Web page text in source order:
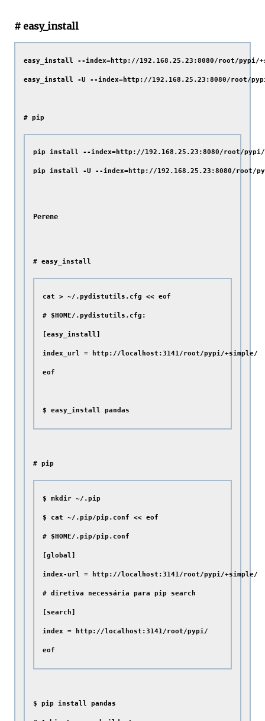
# easy_install
easy_install --index=http://192.168.25.23:8080/root/pypi/
easy_install -U --index=http://192.168.25.23:8080/root/
# pip
pip install --index=http://192.168.25.23:8080/root/pypi/
pip install -U --index=http://192.168.25.23:8080/root/
Perene
# easy_install
cat > ~/.pydistutils.cfg << eof
# $HOME/.pydistutils.cfg:
[easy_install]
index_url = http://localhost:3141/root/pypi/+simple/
eof
# pip
$ mkdir ~/.pip
$ cat ~/.pip/pip.conf << eof
# $HOME/.pip/pip.conf
[global]
index-url = http://localhost:3141/root/pypi/+simple/
# diretiva necessária para pip search
[search]
index = http://localhost:3141/root/pypi/